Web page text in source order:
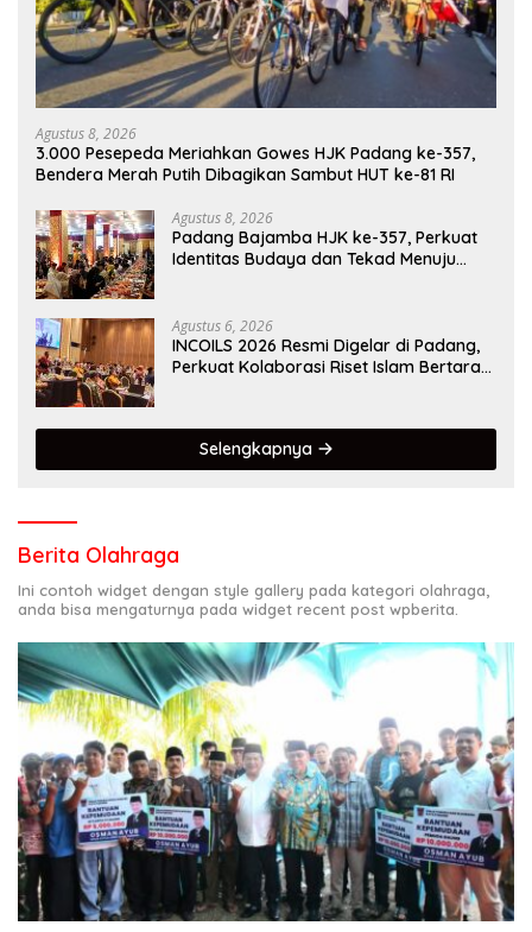
Agustus 8, 2026
3.000 Pesepeda Meriahkan Gowes HJK Padang ke-357,
Bendera Merah Putih Dibagikan Sambut HUT ke-81 RI
Agustus 8, 2026
Padang Bajamba HJK ke-357, Perkuat
Identitas Budaya dan Tekad Menuju
Agustus 6, 2026
INCOILS 2026 Resmi Digelar di Padang,
Perkuat Kolaborasi Riset Islam Bertaraf
Selengkapnya
Berita Olahraga
Ini contoh widget dengan style gallery pada kategori olahraga,
anda bisa mengaturnya pada widget recent post wpberita.